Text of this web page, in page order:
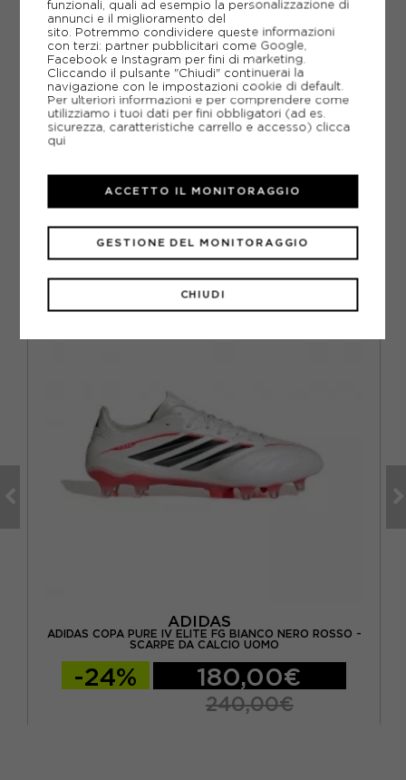
GUIDA ALLE TAGLIE
DOMANDE FREQUENTI
Come ordinare la taglia giusta?
da calcio
CONSIGLIATI DA NOI
ADIDAS
ADIDAS COPA PURE IV ELITE FG BIANCO NERO ROSSO -
SCARPE DA CALCIO UOMO
-24% 180,00€
240,00€
funzionali, quali ad esempio la personalizzazione di
annunci e il miglioramento del
sito. Potremmo condividere queste informazioni
con terzi: partner pubblicitari come Google,
Facebook e Instagram per fini di marketing.
Cliccando il pulsante "Chiudi" continuerai la
navigazione con le impostazioni cookie di default.
Per ulteriori informazioni e per comprendere come
utilizziamo i tuoi dati per fini obbligatori (ad es.
sicurezza, caratteristiche carrello e accesso) clicca
qui
CHIUDI
GESTIONE DEL MONITORAGGIO
ACCETTO IL MONITORAGGIO